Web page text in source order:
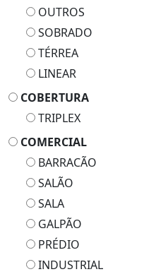
OUTROS
SOBRADO
TÉRREA
LINEAR
COBERTURA
TRIPLEX
COMERCIAL
BARRACÃO
SALÃO
SALA
GALPÃO
PRÉDIO
INDUSTRIAL